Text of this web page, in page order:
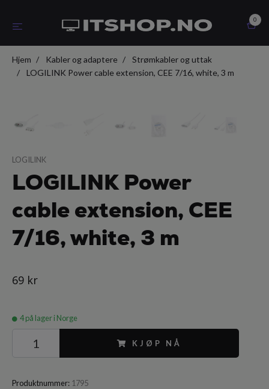
0
Hjem Kabler og adaptere
Strømkabler og uttak
LOGILINK Power cable extension, CEE 7/16, white, 3 m
LOGILINK
LOGILINK Power
cable extension, CEE
7/16, white, 3 m
69 kr
4på lager i Norge
KJØP NÅ
Produktnummer: 1795